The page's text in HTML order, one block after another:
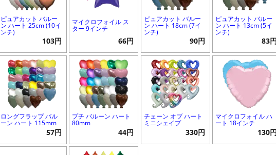
ピュアカット バルー
ン ハート 25cm (10イ
ンチ)
103円
マイクロフォイル ス
ター 9インチ
66円
ピュアカット バルー
ン ハート 18cm (7イ
ンチ)
90円
ピュアカット バルー
ン ハート 13cm (5イ
ンチ)
83円
ロングフラップ バル
ーン ハート 115mm
57円
プチ バルーン ハート
80mm
44円
チェーン オブ ハート
ミニシェイプ
330円
マイクロフォイル ハ
ート 18インチ
130円